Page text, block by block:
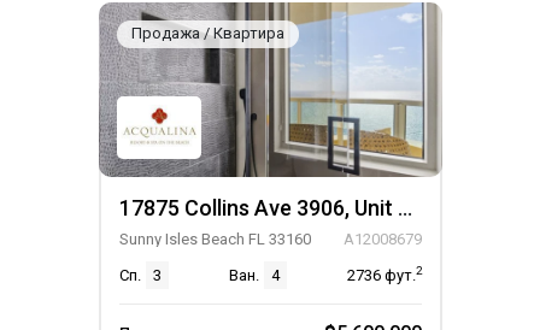
Продажа / Квартира
17875 Collins Ave 3906, Unit 3906
Sunny Isles Beach FL 33160
A12008679
Сп.
3 Ван. 4 2736 фут.2